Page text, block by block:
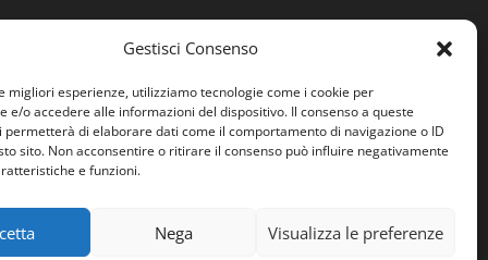
Gestisci Consenso
migliori esperienze, utilizziamo tecnologie come i cookie per
e/o accedere alle informazioni del dispositivo. Il consenso a queste
permetterà di elaborare dati come il comportamento di navigazione o ID
sito. Non acconsentire o ritirare il consenso può influire negativamente
e funzioni.
Nega Visualizza le preferenze